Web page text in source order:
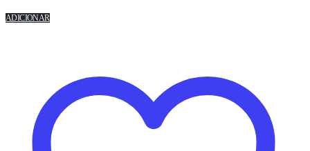
ADICIONAR